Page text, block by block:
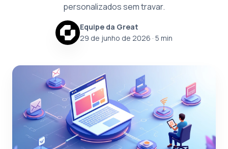
personalizados sem travar.
Equipe da Great
29 de junho de 2026 · 5 min